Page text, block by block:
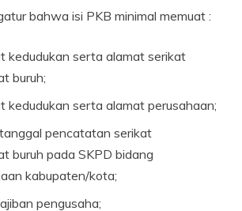
bahwa isi PKB minimal memuat :
kedudukan serta alamat serikat
buruh;
kedudukan serta alamat perusahaan;
pencatatan serikat
buruh pada SKPD bidang
kabupaten/kota;
pengusaha;